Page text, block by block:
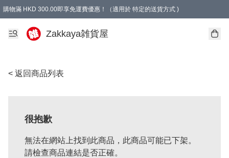
購物滿 HKD 300.00即享免運費優惠！（適用於 特定的送貨方式 )
Zakkaya雑貨屋
< 返回商品列表
很抱歉
無法在網站上找到此商品，此商品可能已下架。
請檢查商品連結是否正確。